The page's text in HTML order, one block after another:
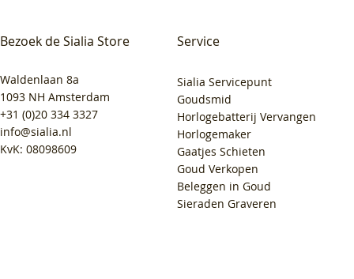
Bezoek de Sialia Store
Waldenlaan 8a
1093 NH Amsterdam
+31 (0)20 334 3327
info@sialia.nl
KvK: 08098609
Service
Sialia Servicepunt
Goudsmid
Horlogebatterij Vervangen
Horlogemaker
Gaatjes Schieten
Goud Verkopen
Beleggen in Goud
Sieraden Graveren